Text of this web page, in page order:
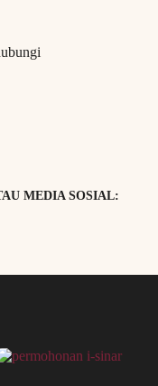
MEDIA SOSIAL: